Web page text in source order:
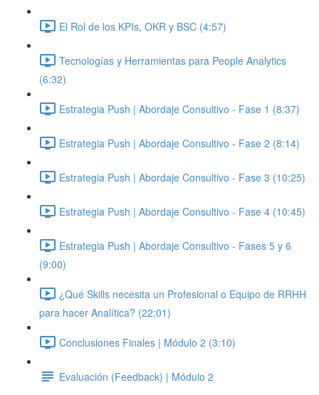
El Rol de los KPIs, OKR y BSC (4:57)
Tecnologías y Herramientas para People Analytics
(6:32)
Estrategia Push | Abordaje Consultivo - Fase 1 (8:37)
Estrategia Push | Abordaje Consultivo - Fase 2 (8:14)
Estrategia Push | Abordaje Consultivo - Fase 3 (10:25)
Estrategia Push | Abordaje Consultivo - Fase 4 (10:45)
Estrategia Push | Abordaje Consultivo - Fases 5 y 6
(9:00)
¿Qué Skills necesita un Profesional o Equipo de RRHH
para hacer Analítica? (22:01)
Conclusiones Finales | Módulo 2 (3:10)
Evaluación (Feedback) | Módulo 2